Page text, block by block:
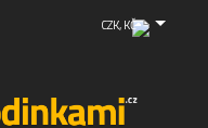
CZK, KČ